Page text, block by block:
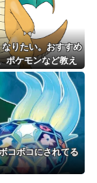
りたい。おすすめ
ポケモンなど教え
て？
コボコにされてる